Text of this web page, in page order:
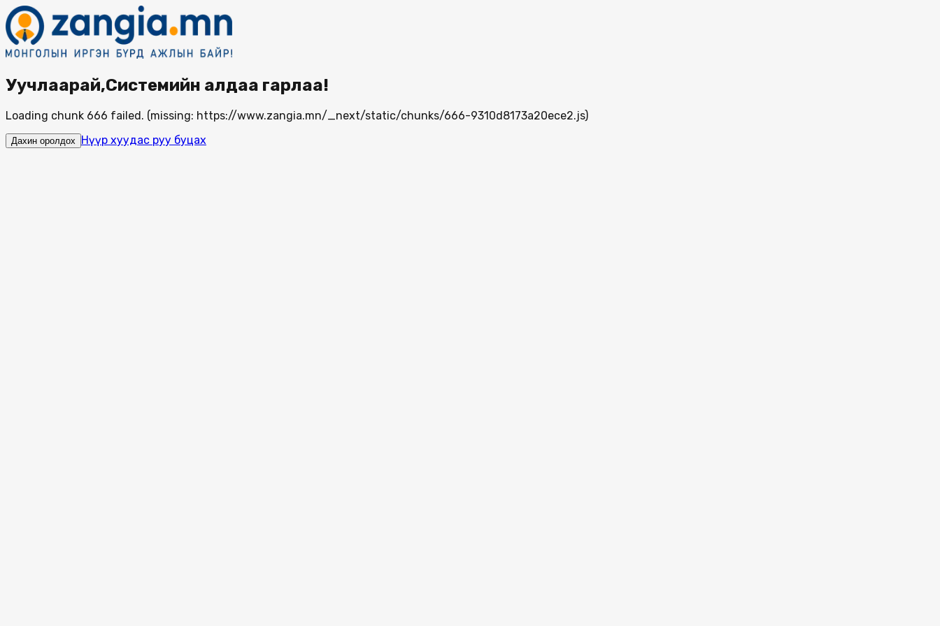
Уучлаарай,Системийн алдаа гарлаа!
Loading chunk 666 failed. (missing: https://www.zangia.mn/_next/static/chunks/666-9310d8173a20ece2.js)
Дахин оролдох Нүүр хуудас руу буцах